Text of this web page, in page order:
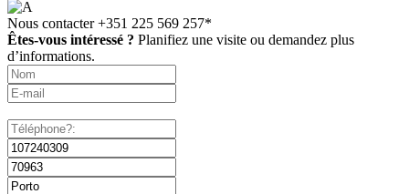
Nous contacter +351 225 569 257*
Êtes-vous intéressé ? Planifiez une visite ou demandez plus
d’informations.